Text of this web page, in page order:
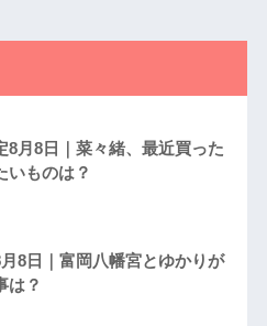
8月8日｜菜々緒、最近買った
いものは？
8日｜富岡八幡宮とゆかりが
は？